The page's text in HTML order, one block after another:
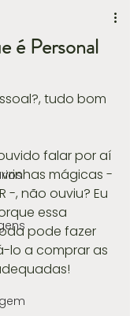
é Personal
tudo bom
falar por aí
mágicas -
-, não ouviu? Eu
essa
pode fazer
lo a comprar as